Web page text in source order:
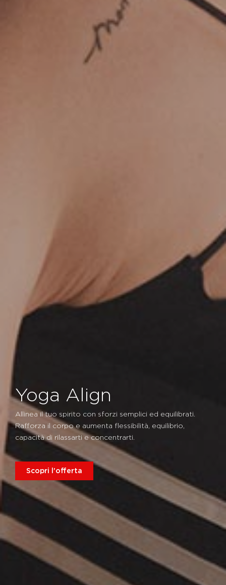
Yoga Align
Allinea il tuo spirito con sforzi semplici ed equilibrati.
Rafforza il corpo e aumenta flessibilità, equilibrio,
capacità di rilassarti e concentrarti.
Scopri l'offerta